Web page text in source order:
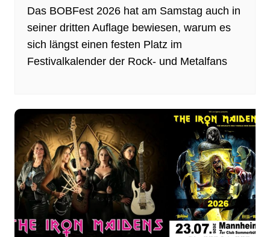
Das BOBFest 2026 hat am Samstag auch in
seiner dritten Auflage bewiesen, warum es
sich längst einen festen Platz im
Festivalkalender der Rock- und Metalfans